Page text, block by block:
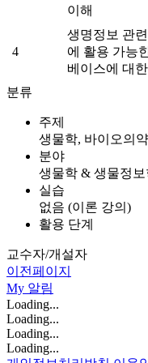
이해
4
생명정보 관
에 활용 가능
베이스에 대
분류
주제
생물학, 바이오의
분야
생물학 & 생물정보
실습
없음 (이론 강의)
활용 단계
교수자/개설자
이전페이지
My 알림
Loading...
Loading...
Loading...
Loading...